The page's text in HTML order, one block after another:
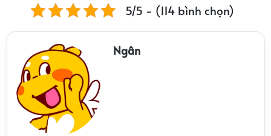
5/5 - (114 bình chọn)
Ngân